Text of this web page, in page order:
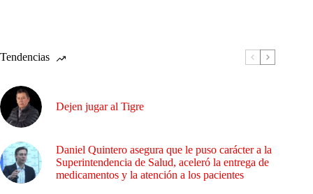
Tendencias
Dejen jugar al Tigre
Daniel Quintero asegura que le puso carácter a la
Superintendencia de Salud, aceleró la entrega de
medicamentos y la atención a los pacientes